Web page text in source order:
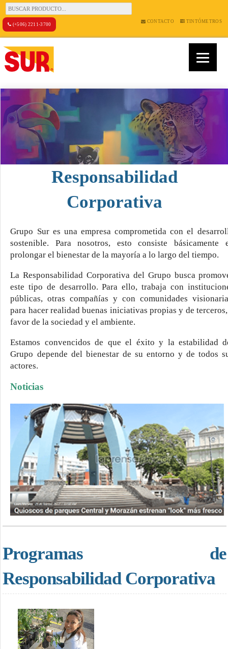
(+506) 2211-3700
CONTACTO TINTÓMETROS
Responsabilidad
Corporativa
Grupo Sur es una empresa comprometida con el
sostenible. Para nosotros, esto consiste básicamente
prolongar el bienestar de la mayoría a lo largo del tiempo.
La Responsabilidad Corporativa del Grupo busca
este tipo de desarrollo. Para ello, trabaja con
públicas, otras compañías y con comunidades
para hacer realidad buenas iniciativas propias y de
favor de la sociedad y el ambiente.
Estamos convencidos de que el éxito y la estabilidad
Grupo depende del bienestar de su entorno y de todos
actores.
Noticias
Programas de
Responsabilidad Corporativa